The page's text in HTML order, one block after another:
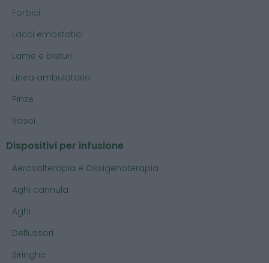
Forbici
Lacci emostatici
Lame e bisturi
Linea ambulatorio
Pinze
Rasoi
Dispositivi per infusione
Aerosolterapia e Ossigenoterapia
Aghi cannula
Aghi
Deflussori
Siringhe